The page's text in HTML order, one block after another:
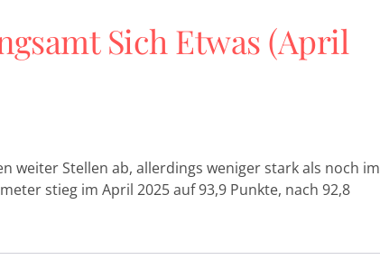
Sich Etwas (April
weiter Stellen ab, allerdings weniger stark als noch im
stieg im April 2025 auf 93,9 Punkte, nach 92,8